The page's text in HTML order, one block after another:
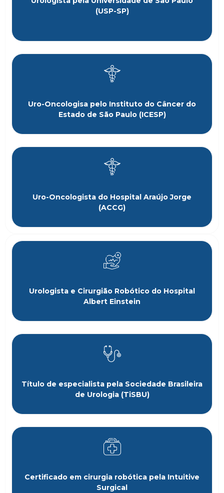
(USP-SP)
Uro-Oncologisa pelo Instituto do Câncer do
Estado de São Paulo (ICESP)
Uro-Oncologista do Hospital Araújo Jorge
(ACCG)
Urologista e Cirurgião Robótico do Hospital
Albert Einstein
Título de especialista pela Sociedade Brasileira
de Urologia (TiSBU)
Certificado em cirurgia robótica pela Intuitive
Surgical